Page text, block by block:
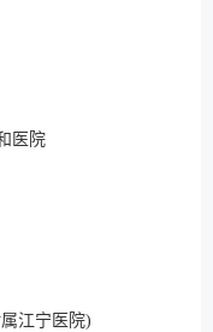
医院
江宁医院)